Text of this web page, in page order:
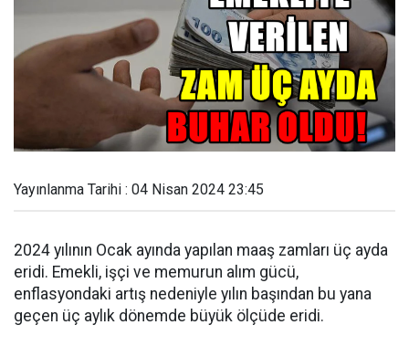
Yayınlanma Tarihi : 04 Nisan 2024 23:45
2024 yılının Ocak ayında yapılan maaş zamları üç ayda
eridi. Emekli, işçi ve memurun alım gücü,
enflasyondaki artış nedeniyle yılın başından bu yana
geçen üç aylık dönemde büyük ölçüde eridi.